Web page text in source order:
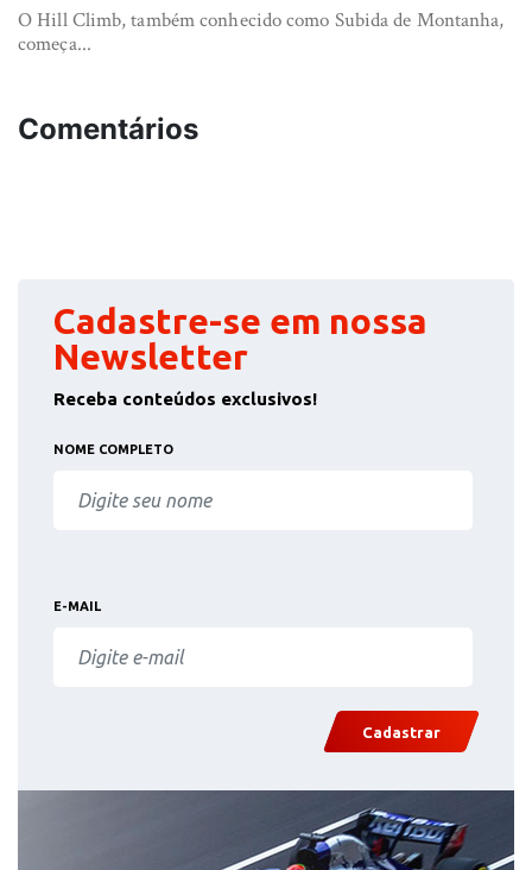
O Hill Climb, também conhecido como Subida de Montanha,
começa...
Comentários
Cadastre-se em nossa
Newsletter
Receba conteúdos exclusivos!
NOME COMPLETO
E-MAIL
Cadastrar